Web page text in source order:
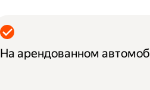
На арендованном